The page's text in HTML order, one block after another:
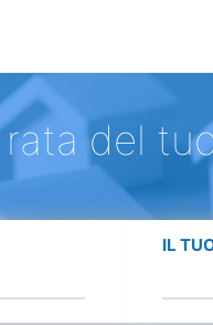
rata del
IL